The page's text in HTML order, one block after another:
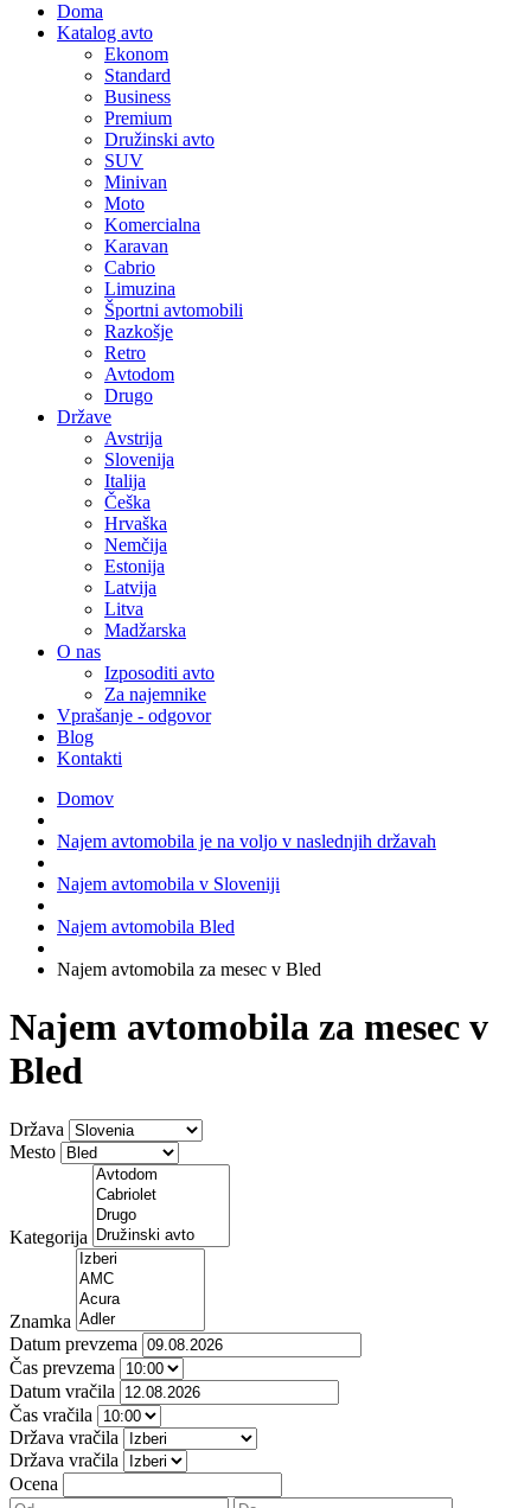
Doma
Katalog avto
Ekonom
Standard
Business
Premium
Družinski avto
SUV
Minivan
Moto
Komercialna
Karavan
Cabrio
Limuzina
Športni avtomobili
Razkošje
Retro
Avtodom
Drugo
Države
Avstrija
Slovenija
Italija
Češka
Hrvaška
Nemčija
Estonija
Latvija
Litva
Madžarska
O nas
Izposoditi avto
Za najemnike
Vprašanje - odgovor
Blog
Kontakti
Domov
Najem avtomobila je na voljo v naslednjih državah
Najem avtomobila v Sloveniji
Najem avtomobila Bled
Najem avtomobila za mesec v Bled
Najem avtomobila za mesec v
Bled
Država
Mesto
Kategorija
Znamka
Datum prevzema
Čas prevzema
Datum vračila
Čas vračila
Država vračila
Država vračila
Ocena